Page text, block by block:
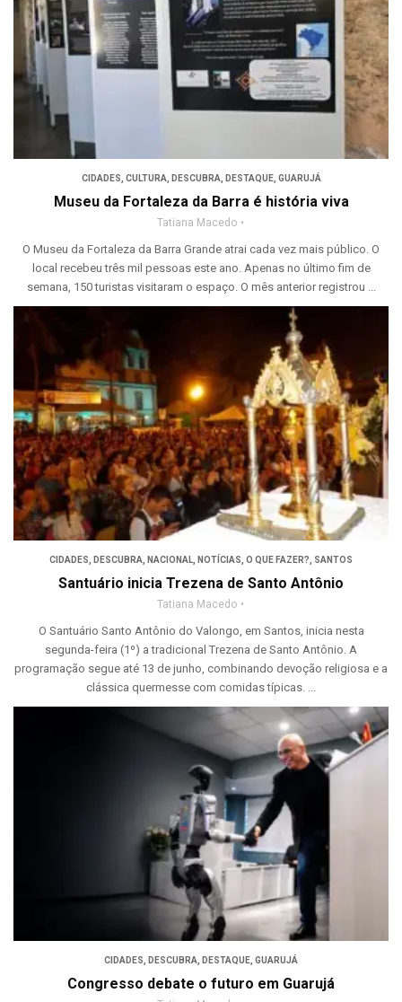
CIDADES CULTURA DESCUBRA DESTAQUE, GUARUJÁ
Museu da Fortaleza da Barra é história viva
Tatiana Macedo
O Museu da Fortaleza da Barra Grande atrai cada vez mais público. O
local recebeu três mil pessoas este ano. Apenas no último fim de
semana, 150 turistas visitaram o espaço. O mês anterior registrou ...
CIDADES DESCUBRA NACIONAL NOTÍCIAS O QUE FAZER? SANTOS
Santuário inicia Trezena de Santo Antônio
Tatiana Macedo
O Santuário Santo Antônio do Valongo, em Santos, inicia nesta
segunda-feira (1º) a tradicional Trezena de Santo Antônio. A
programação segue até 13 de junho, combinando devoção religiosa e a
clássica quermesse com comidas típicas. ...
CIDADES DESCUBRA DESTAQUE GUARUJÁ
Congresso debate o futuro em Guarujá